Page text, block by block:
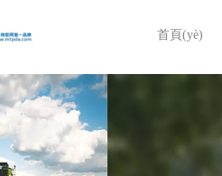
首頁(yè)